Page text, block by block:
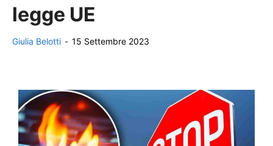
legge UE
Giulia Belotti - 15 Settembre 2023